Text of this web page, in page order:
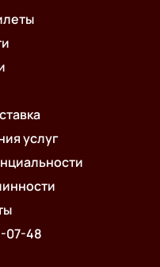
услуг
07-48